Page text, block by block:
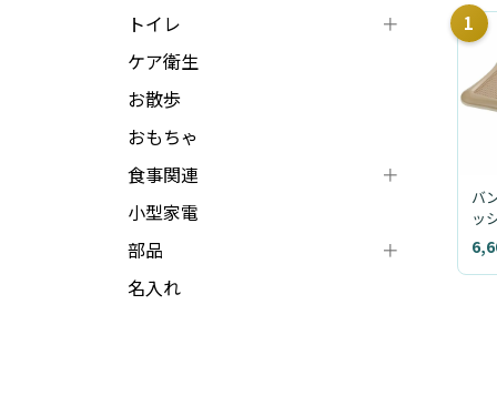
トイレ
ケア衛生
お散歩
おもちゃ
食事関連
小型家電
部品
名入れ
1
バ
ッ